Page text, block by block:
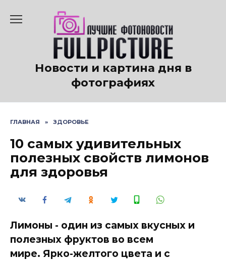
содержанию
Новости и картина дня в
фотографиях
ГЛАВНАЯ » ЗДОРОВЬЕ
10 самых удивительных
полезных свойств лимонов
для здоровья
Лимоны - один из самых вкусных и
полезных фруктов во всем
мире. Ярко-желтого цвета и с